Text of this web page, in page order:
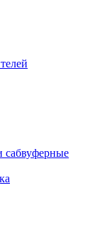
сабвуферные